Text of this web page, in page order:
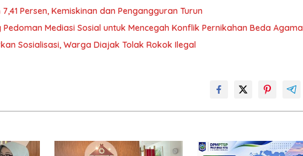
Persen, Kemiskinan dan Pengangguran Turun
Mediasi Sosial untuk Mencegah Konflik Pernikahan Beda Agama
Sosialisasi, Warga Diajak Tolak Rokok Ilegal